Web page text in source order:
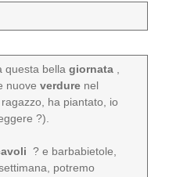
questa bellagiornata
nuoveverdure nel
ha piantato, io
?).
? e barbabietole,
potremo